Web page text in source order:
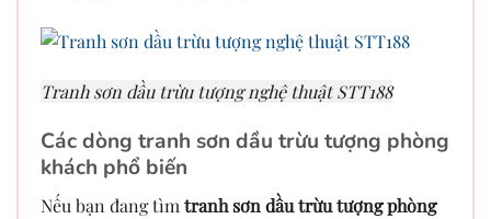
Tranh sơn dầu trừu tượng nghệ thuật STT188
Các dòng tranh sơn dầu trừu tượng phòng
khách phổ biến
Nếu bạn đang tìm tranh sơn dầu trừu tượng phòng